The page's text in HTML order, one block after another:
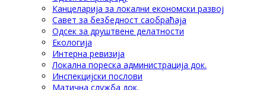
Канцеларија за локални економски развој
Савет за безбедност саобраћаја
Одсек за друштвене делатности
Eкологија
Интерна ревизија
Локална пореска администрација док.
Инспекцијски послови
Матична служба док.